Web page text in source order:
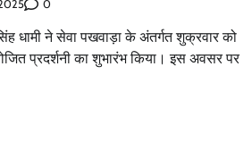
0
धामी ने सेवा पखवाड़ा के अंतर्गत शुक्रवार को
प्रदर्शनी का शुभारंभ किया। इस अवसर पर